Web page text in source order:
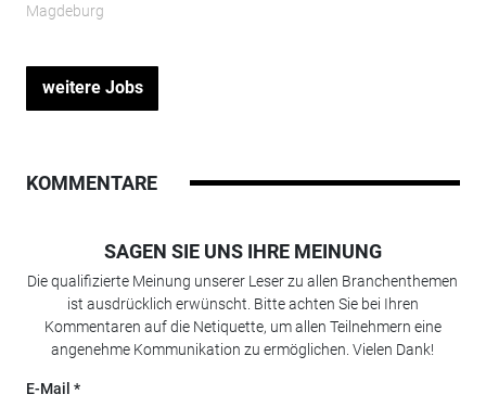
Magdeburg
weitere Jobs
KOMMENTARE
SAGEN SIE UNS IHRE MEINUNG
Die qualifizierte Meinung unserer Leser zu allen Branchenthemen
ist ausdrücklich erwünscht. Bitte achten Sie bei Ihren
Kommentaren auf die Netiquette, um allen Teilnehmern eine
angenehme Kommunikation zu ermöglichen. Vielen Dank!
E-Mail